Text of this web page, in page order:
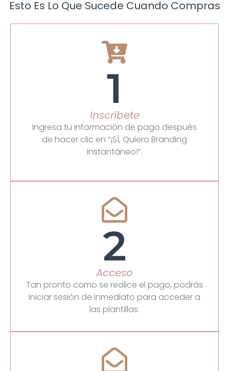
Esto Es Lo Que Sucede Cuando Compras
1
Inscríbete
Ingresa tu información de pago después
de hacer clic en “¡SÍ, Quiero Branding
Instantáneo!”.
2
Acceso
Tan pronto como se realice el pago, podrás
iniciar sesión de inmediato para acceder a
las plantillas.